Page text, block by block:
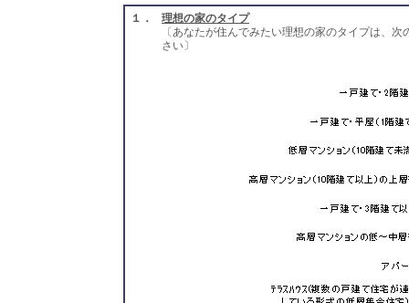
１．
理想の家のタイプ
〔あなたが住んでみたい理想の家のタイプは、
さい〕